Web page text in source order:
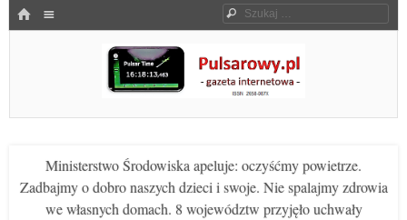
HOME Szukaj
Pulsarowy.pl
Ministerstwo Środowiska apeluje: oczyśćmy powietrze.
Zadbajmy o dobro naszych dzieci i swoje. Nie spalajmy zdrowia
we własnych domach. 8 województw przyjęło uchwały